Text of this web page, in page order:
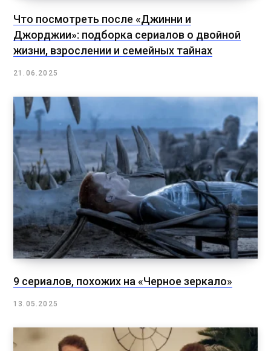
Что посмотреть после «Джинни и
Джорджии»: подборка сериалов о двойной
жизни, взрослении и семейных тайнах
21.06.2025
9 сериалов, похожих на «Черное зеркало»
13.05.2025